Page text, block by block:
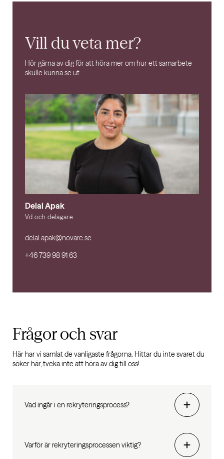
Vill du veta mer?
Hör gärna av dig för att höra mer om hur ett samarbete
skulle kunna se ut.
Delal Apak
Vd och delägare
delal.apak@novare.se
+46 739 98 91 63
Frågor och svar
Här har vi samlat de vanligaste frågorna. Hittar du inte svaret du
söker här, tveka inte att höra av dig till oss!
Vad ingår i en rekryteringsprocess?
Varför är rekryteringsprocessen viktig?